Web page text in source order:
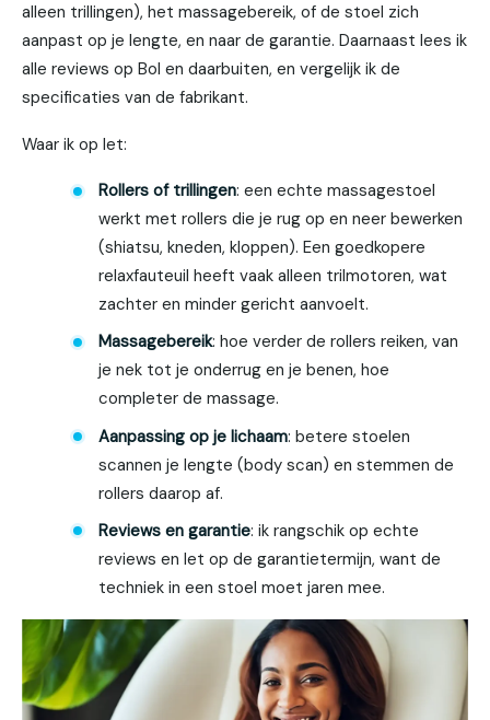
alleen trillingen), het massagebereik, of de stoel zich
aanpast op je lengte, en naar de garantie. Daarnaast lees ik
alle reviews op Bol en daarbuiten, en vergelijk ik de
specificaties van de fabrikant.
Waar ik op let:
Rollers of trillingen: een echte massagestoel
werkt met rollers die je rug op en neer bewerken
(shiatsu, kneden, kloppen). Een goedkopere
relaxfauteuil heeft vaak alleen trilmotoren, wat
zachter en minder gericht aanvoelt.
Massagebereik: hoe verder de rollers reiken, van
je nek tot je onderrug en je benen, hoe
completer de massage.
Aanpassing op je lichaam: betere stoelen
scannen je lengte (body scan) en stemmen de
rollers daarop af.
Reviews en garantie: ik rangschik op echte
reviews en let op de garantietermijn, want de
techniek in een stoel moet jaren mee.